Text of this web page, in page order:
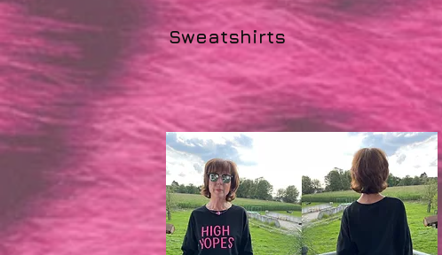
Sweatshirts